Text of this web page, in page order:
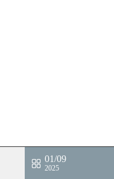
01/09
2025